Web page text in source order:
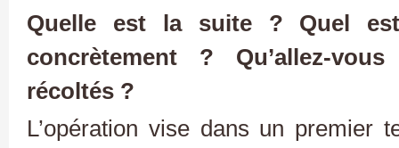
Quelle est la suite ? Quel
concrètement ? Qu’allez-
récoltés ?
L’opération vise dans un premier